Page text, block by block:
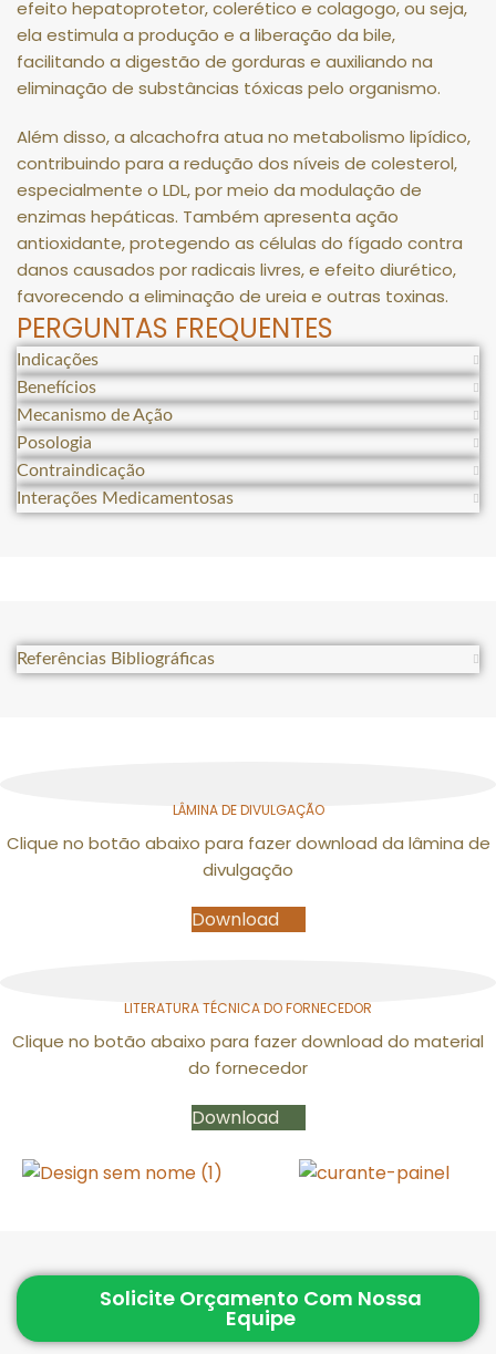
efeito hepatoprotetor, colerético e colagogo, ou seja,
ela estimula a produção e a liberação da bile,
facilitando a digestão de gorduras e auxiliando na
eliminação de substâncias tóxicas pelo organismo.
Além disso, a alcachofra atua no metabolismo lipídico,
contribuindo para a redução dos níveis de colesterol,
especialmente o LDL, por meio da modulação de
enzimas hepáticas. Também apresenta ação
antioxidante, protegendo as células do fígado contra
danos causados por radicais livres, e efeito diurético,
favorecendo a eliminação de ureia e outras toxinas.
PERGUNTAS FREQUENTES
Indicações
Benefícios
Mecanismo de Ação
Posologia
Contraindicação
Interações Medicamentosas
Referências Bibliográficas
LÂMINA DE DIVULGAÇÃO
Clique no botão abaixo para fazer download da lâmina de
divulgação
Download
LITERATURA TÉCNICA DO FORNECEDOR
Clique no botão abaixo para fazer download do material
do fornecedor
Download
Solicite Orçamento Com Nossa
Equipe